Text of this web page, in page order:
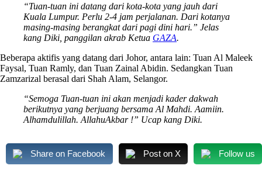
“Tuan-tuan ini datang dari kota-kota yang jauh dari
Kuala Lumpur. Perlu 2-4 jam perjalanan. Dari kotanya
masing-masing berangkat dari pagi dini hari.” Jelas
kang Diki, panggilan akrab Ketua GAZA.
Beberapa aktifis yang datang dari Johor, antara lain: Tuan Al Maleek
Faysal, Tuan Ramly, dan Tuan Zainal Abidin. Sedangkan Tuan
Zamzarizal berasal dari Shah Alam, Selangor.
“Semoga Tuan-tuan ini akan menjadi kader dakwah
berikutnya yang berjuang bersama Al Mahdi. Aamiin.
Alhamdulillah. AllahuAkbar !” Ucap kang Diki.
Share on Facebook Post on X Follow us